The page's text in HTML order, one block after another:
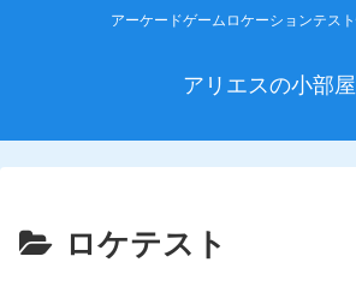
アーケードゲームロケーションテス
アリエスの小部屋
ロケテスト